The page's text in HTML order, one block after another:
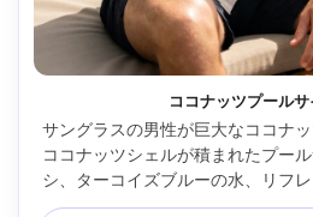
ココナッツプール
サングラスの男性が巨大なココナ
ココナッツシェルが積まれたプー
シ、ターコイズブルーの水、リフ
の強い光、Canon R5 85mm f/2で